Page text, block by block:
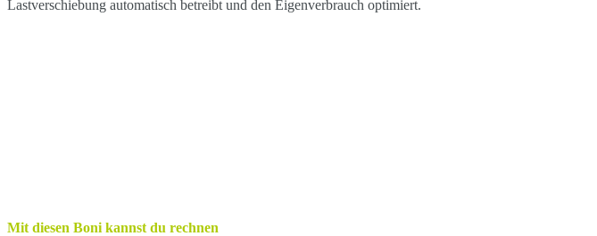
Mit diesen Boni kannst du rechnen